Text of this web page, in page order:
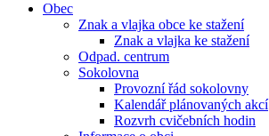
Obec
Znak a vlajka obce ke stažení
Znak a vlajka ke stažení
Odpad. centrum
Sokolovna
Provozní řád sokolovny
Kalendář plánovaných akcí
Rozvrh cvičebních hodin